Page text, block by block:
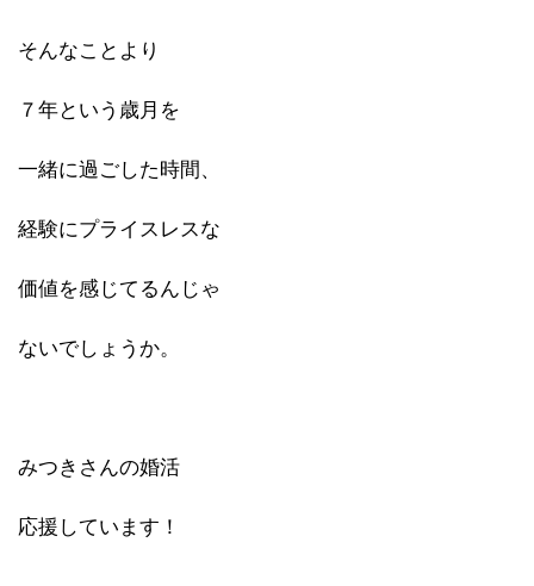
そんなことより
７年という歳月を
一緒に過ごした時間、
経験にプライスレスな
価値を感じてるんじゃ
ないでしょうか。
みつきさんの婚活
応援しています！